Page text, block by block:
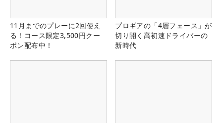
11月までのプレーに2回使え
る！コース限定3,500円クー
ポン配布中！
プロギアの「4層フェース」が
切り開く高初速ドライバーの
新時代